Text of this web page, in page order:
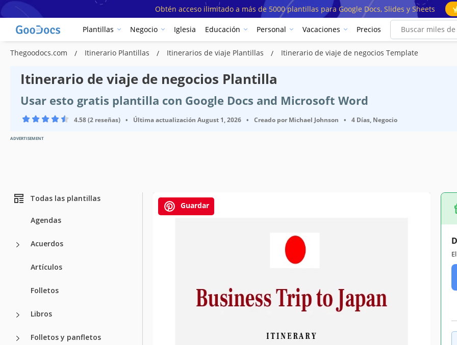
Obtén acceso ilimitado a más de 5000 plantillas para Google Docs, Slides y Sheets
Plantillas Negocio Iglesia Educación Personal Vacaciones Precios
Thegoodocs.com Itinerario Plantillas Itinerarios de viaje Plantillas Itinerario de viaje de negocios Template
Itinerario de viaje de negocios Plantilla
Usar esto gratis plantilla con Google Docs and Microsoft Word
4.58 (2 reseñas) • Última actualización August 1, 2026 • Creado por Michael Johnson • 4 Días, Negocio
ADVERTISEMENT
Todas las plantillas
Agendas
Acuerdos
Artículos
Folletos
Libros
Folletos y panfletos
Guardar